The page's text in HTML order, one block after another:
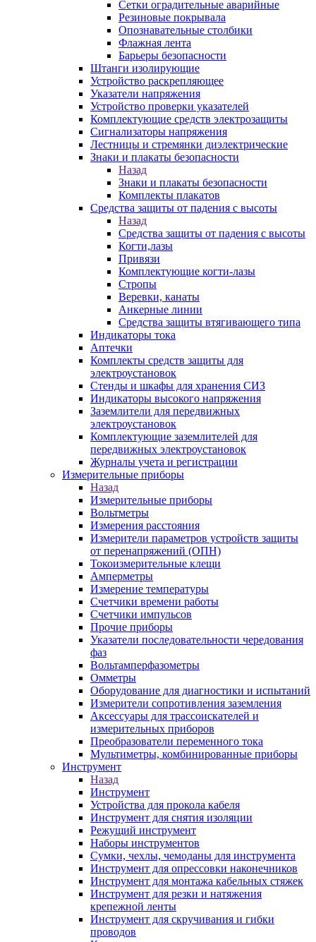
Сетки оградительные аварийные
Резиновые покрывала
Опознавательные столбики
Флажная лента
Барьеры безопасности
Штанги изолирующие
Устройство раскрепляющее
Указатели напряжения
Устройство проверки указателей
Комплектующие средств электрозащиты
Сигнализаторы напряжения
Лестницы и стремянки диэлектрические
Знаки и плакаты безопасности
Назад
Знаки и плакаты безопасности
Комплекты плакатов
Средства защиты от падения с высоты
Назад
Средства защиты от падения с высоты
Когти,лазы
Привязи
Комплектующие когти-лазы
Стропы
Веревки, канаты
Анкерные линии
Средства защиты втягивающего типа
Индикаторы тока
Аптечки
Комплекты средств защиты для
электроустановок
Стенды и шкафы для хранения СИЗ
Индикаторы высокого напряжения
Заземлители для передвижных
электроустановок
Комплектующие заземлителей для
передвижных электроустановок
Журналы учета и регистрации
Измерительные приборы
Назад
Измерительные приборы
Вольтметры
Измерения расстояния
Измерители параметров устройств защиты
от перенапряжений (ОПН)
Токоизмерительные клещи
Амперметры
Измерение температуры
Счетчики времени работы
Счетчики импульсов
Прочие приборы
Указатели последовательности чередования
фаз
Вольтамперфазометры
Омметры
Оборудование для диагностики и испытаний
Измерители сопротивления заземления
Аксессуары для трассоискателей и
измерительных приборов
Преобразователи переменного тока
Мультиметры, комбинированные приборы
Инструмент
Назад
Инструмент
Устройства для прокола кабеля
Инструмент для снятия изоляции
Режущий инструмент
Наборы инструментов
Сумки, чехлы, чемоданы для инструмента
Инструмент для опрессовки наконечников
Инструмент для монтажа кабельных стяжек
Инструмент для резки и натяжения
крепежной ленты
Инструмент для скручивания и гибки
проводов